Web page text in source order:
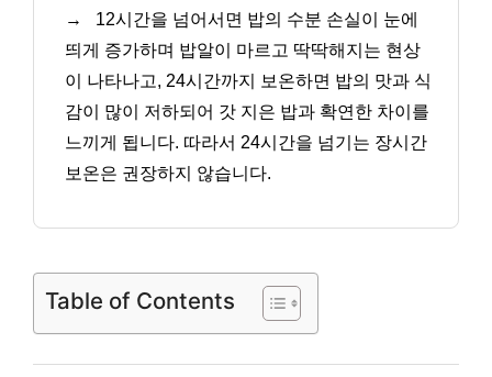
→
12시간을 넘어서면 밥의 수분 손실이 눈에
띄게 증가하며 밥알이 마르고 딱딱해지는 현상
이 나타나고, 24시간까지 보온하면 밥의 맛과 식
감이 많이 저하되어 갓 지은 밥과 확연한 차이를
느끼게 됩니다. 따라서 24시간을 넘기는 장시간
보온은 권장하지 않습니다.
Table of Contents